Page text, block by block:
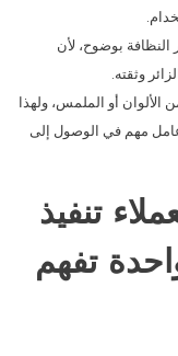
النظافة بوضوح، لأن
وثقته.
الألوان أو الملمس، ولهذا
عامل مهم في الوصول إلى
تنفيذ
تفهم